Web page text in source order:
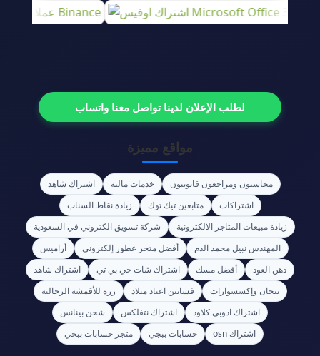
لطلب الإعلان لدينا تواصل معنا واتساب
مواقع مميزة
محاسبون ومراجعون قانونيون خدمات مالية
اشتراك شاهد
اشتراكات
متابعين تيك توك
زيادة نقاط السناب
زيادة مبيعات المتاجر الالكترونية
شركة تسويق الكتروني في السعودية
المهندس نبيل محمد الدم
أفضل متجر عطور إلكتروني
أراميس
دهن العود
أفضل مسك اشتراك شات جي بي تي
اشتراك شاهد
تيجان وإكسسوارات
فساتين اعياد ميلاد
رزة للأقمشة الرجالية
اشتراك ادوبي كلاود
اشتراك نتفلكس
شحن بينانس
اشتراك osn
حسابات ببجي متجر حسابات ببجي